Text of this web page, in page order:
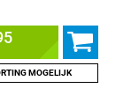
MOGELIJK